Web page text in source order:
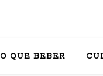
O QUE BEBER